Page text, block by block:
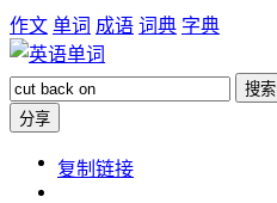
作文 单词 成语 词典 字典
搜索
分享
https://dict.zw6.cn/word/cut-
back-
复制链接